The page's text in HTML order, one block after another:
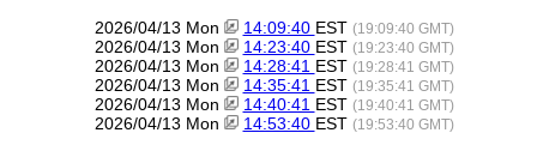
2026/04/13 Mon 14:09:40 EST (19:09:40 GMT)
2026/04/13 Mon 14:23:40 EST (19:23:40 GMT)
2026/04/13 Mon 14:28:41 EST (19:28:41 GMT)
2026/04/13 Mon 14:35:41 EST (19:35:41 GMT)
2026/04/13 Mon 14:40:41 EST (19:40:41 GMT)
2026/04/13 Mon 14:53:40 EST (19:53:40 GMT)